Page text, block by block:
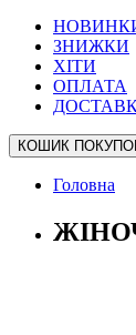
ЗНИЖКИ
ХІТИ
ОПЛАТА
КОШИК
Головна